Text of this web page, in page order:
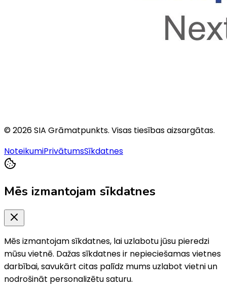
©2026SIA Grāmatpunkts. Visas tiesības aizsargātas.
NoteikumiPrivātumsSīkdatnes
Mēs izmantojam sīkdatnes
Mēs izmantojam sīkdatnes, lai uzlabotu jūsu pieredzi
mūsu vietnē. Dažas sīkdatnes ir nepieciešamas vietnes
darbībai, savukārt citas palīdz mums uzlabot vietni un
nodrošināt personalizētu saturu.